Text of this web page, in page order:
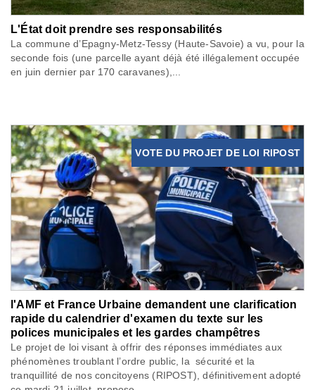
L'État doit prendre ses responsabilités
La commune d’Epagny-Metz-Tessy (Haute-Savoie) a vu, pour la
seconde fois (une parcelle ayant déjà été illégalement occupée
en juin dernier par 170 caravanes),...
VOTE DU PROJET DE LOI RIPOST
l'AMF et France Urbaine demandent une clarification
rapide du calendrier d'examen du texte sur les
polices municipales et les gardes champêtres
Le projet de loi visant à offrir des réponses immédiates aux
phénomènes troublant l’ordre public, la sécurité et la
tranquillité de nos concitoyens (RIPOST), définitivement adopté